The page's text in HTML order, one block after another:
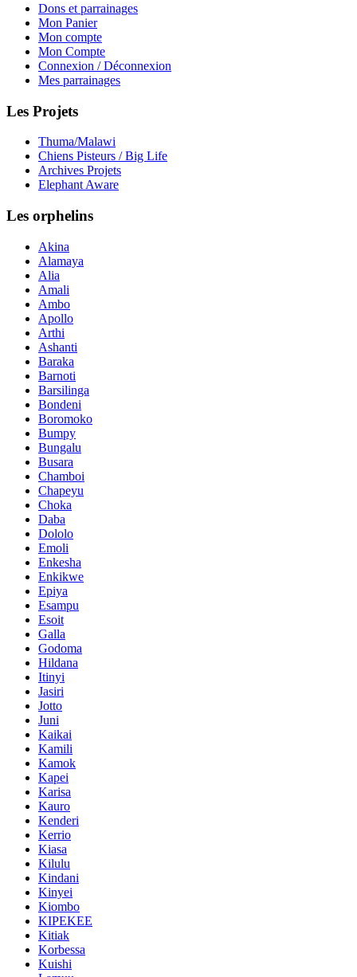
Dons et parrainages
Mon Panier
Mon compte
Mon Compte
Connexion / Déconnexion
Mes parrainages
Les Projets
Thuma/Malawi
Chiens Pisteurs / Big Life
Archives Projets
Elephant Aware
Les orphelins
Akina
Alamaya
Alia
Amali
Ambo
Apollo
Arthi
Ashanti
Baraka
Barnoti
Barsilinga
Bondeni
Boromoko
Bumpy
Bungalu
Busara
Chamboi
Chapeyu
Choka
Daba
Dololo
Emoli
Enkesha
Enkikwe
Epiya
Esampu
Esoit
Galla
Godoma
Hildana
Itinyi
Jasiri
Jotto
Juni
Kaikai
Kamili
Kamok
Kapei
Karisa
Kauro
Kenderi
Kerrio
Kiasa
Kilulu
Kindani
Kinyei
Kiombo
KIPEKEE
Kitiak
Korbessa
Kuishi